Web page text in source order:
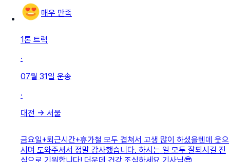
매우 만족
1톤 트럭
·
07월 31일 운송
·
대전 → 서울
금요일+퇴근시간+휴가철 모두 겹쳐서 고생 많이 하셨을텐데 웃으
시며 도와주셔서 정말 감사했습니다. 하시는 일 모두 잘되시길 진